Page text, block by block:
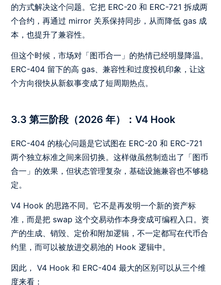
的方式解决这个问题。它把 ERC-20 和 ERC-721 拆成两
个合约，再通过 mirror 关系保持同步，从而降低 gas 成
本，也提升了兼容性。
但这个时候，市场对「图币合一」的热情已经明显降温。
ERC-404 留下的高 gas、兼容性和过度投机印象，让这
个方向很快从新叙事变成了短周期热点。
3.3 第三阶段（2026 年）：V4 Hook
ERC-404 的核心问题是它试图在 ERC-20 和 ERC-721
两个独立标准之间来回切换。这样做虽然制造出了「图币
合一」的效果，但状态管理复杂，基础设施兼容也不够稳
定。
V4 Hook 的思路不同。它不是再发明一个新的资产标
准，而是把 swap 这个交易动作本身变成可编程入口。资
产的生成、销毁、定价和附加逻辑，不一定都写在代币合
约里，而可以被放进交易池的 Hook 逻辑中。
因此， V4 Hook 和 ERC-404 最大的区别可以从三个维
度来看：